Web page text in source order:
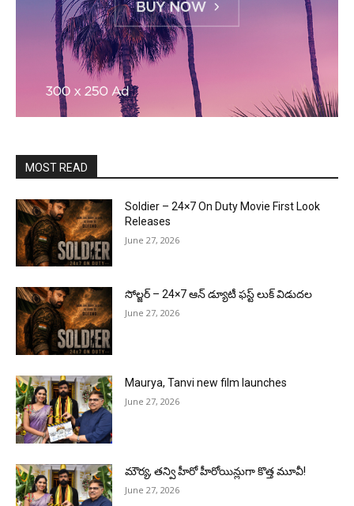
MOST READ
Soldier – 24×7 On Duty Movie First Look
Releases
June 27, 2026
సోల్జర్ – 24×7 ఆన్ డ్యూటీ ఫస్ట్ లుక్ విడుదల
June 27, 2026
Maurya, Tanvi new film launches
June 27, 2026
మౌర్య‌, త‌న్వి హీరో హీరోయిన్లుగా కొత్త మూవీ!
June 27, 2026